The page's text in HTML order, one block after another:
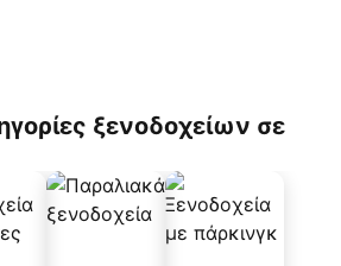
ξενοδοχείων σε